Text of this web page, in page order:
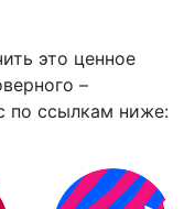
это ценное
–
по ссылкам ниже: